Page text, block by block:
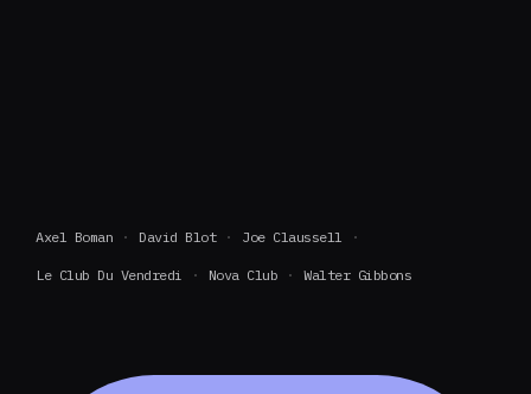
Axel Boman David Blot Joe Claussell
Le Club Du Vendredi Nova Club Walter Gibbons